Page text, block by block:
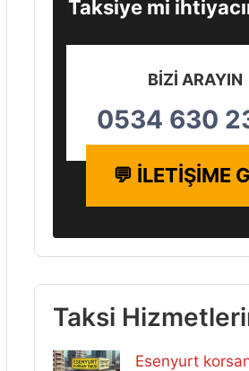
Taksiye mi
BİZİ ARAYIN
0534 630
💬 İLETİŞİME
Taksi
Esenyurt